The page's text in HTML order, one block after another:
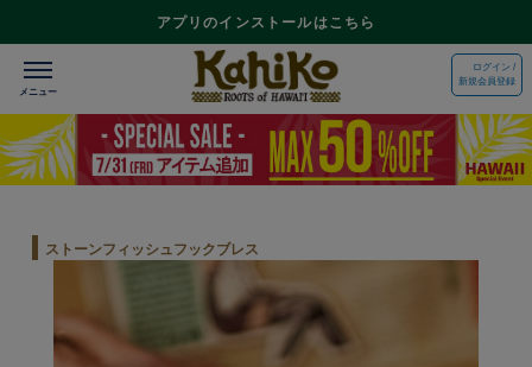
アプリのインストールはこちら
ログイン /
新規会員登録
ストーンフィッシュフックブレス